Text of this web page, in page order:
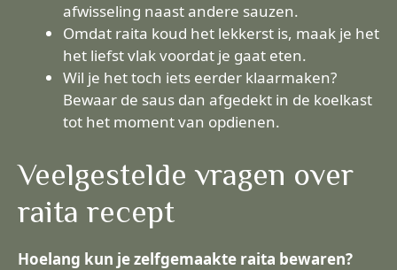
afwisseling naast andere sauzen.
Omdat raita koud het lekkerst is, maak je het
het liefst vlak voordat je gaat eten.
Wil je het toch iets eerder klaarmaken?
Bewaar de saus dan afgedekt in de koelkast
tot het moment van opdienen.
Veelgestelde vragen over
raita recept
Hoelang kun je zelfgemaakte raita bewaren?